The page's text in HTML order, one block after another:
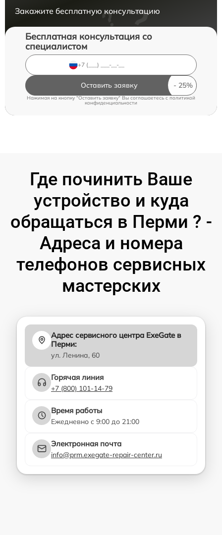
Закажите бесплатную консультацию
Бесплатная консультация со
специалистом
Оставить заявку
Нажимая на кнопку "Оставить заявку" Вы соглашаетесь cполитикой
конфиденциальности
Где починить Ваше
устройство и куда
обращаться в Перми ? -
Адреса и номера
телефонов сервисных
мастерских
Адрес сервисного центра ExeGate в
Перми:
ул. Ленина, 60
Горячая линия
+7 (800) 101-14-79
Время работы
Ежедневно с 9:00 до 21:00
Электронная почта
info@prm.exegate-repair-center.ru